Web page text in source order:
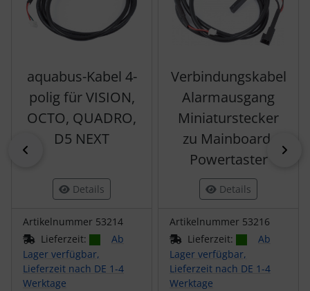
aquabus-Kabel 4-
polig für VISION,
OCTO, QUADRO,
D5 NEXT
Details
Artikelnummer 53214
Lieferzeit:
Ab
Lager verfügbar,
Lieferzeit nach DE 1-4
Werktage
Verbindungskabel
Alarmausgang
Miniaturstecker
zu Mainboard-
Powertaster
Details
Artikelnummer 53216
Lieferzeit:
Ab
Lager verfügbar,
Lieferzeit nach DE 1-4
Werktage